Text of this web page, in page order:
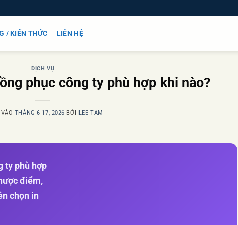
/ KIẾN THỨC LIÊN HỆ
DỊCH VỤ
phục công ty phù hợp khi nào?
THÁNG 6 17, 2026 BỞI LEE TAM
ty phù hợp
điểm,
chọn in